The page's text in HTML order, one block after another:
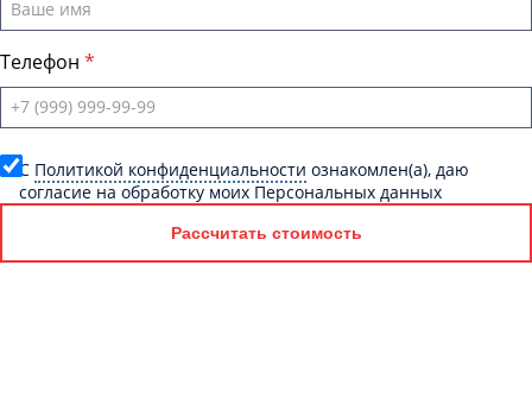
Телефон
C Политикой конфиденциальности ознакомлен(а), даю
согласие на обработку моих Персональных данных
Рассчитать стоимость